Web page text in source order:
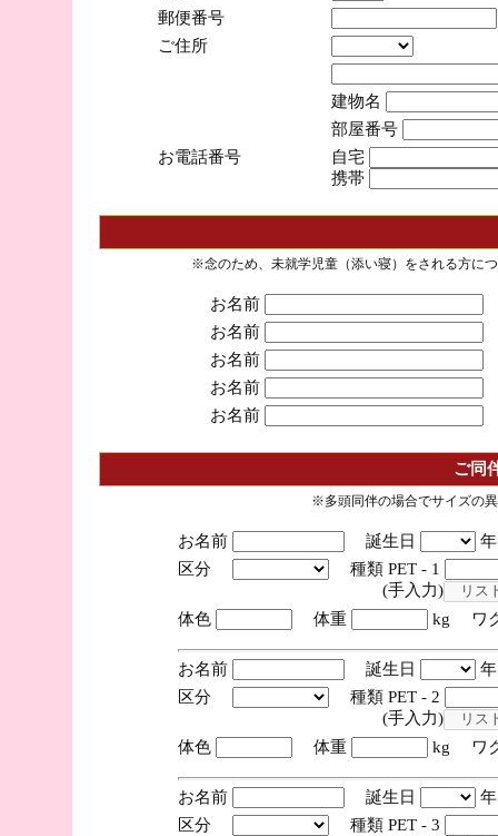
郵便番号
ご住所
建物名
部屋番号
お電話番号
自宅
携帯
※念のため、未就学児童（添い寝）をされる方に
お名前
お名前
お名前
お名前
お名前
ご同
※多頭同伴の場合でサイズの
お名前 誕生日
区分
種類 PET - 1
(手入力)
体色
体重 kg ワ
お名前 誕生日
区分
種類 PET - 2
(手入力)
体色
体重 kg ワ
お名前 誕生日
区分
種類 PET - 3